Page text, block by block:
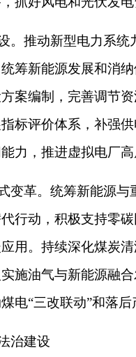
。推动新型电力系
筹新能源发展和消
案编制，完善调节
标评价体系，补强
力，推进虚拟电厂
变革。统筹新能源
行动，积极支持零
用。持续深化煤炭
施油气与新能源融
电“三改联动”和落
治建设